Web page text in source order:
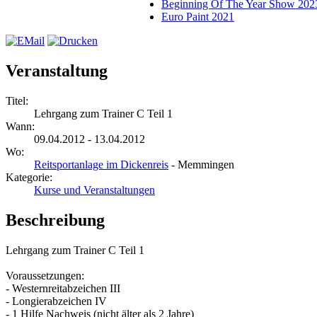
Beginning Of The Year Show
Euro Paint 2021
Veranstaltung
Titel:
Lehrgang zum Trainer C Teil 1
Wann:
09.04.2012 - 13.04.2012
Wo:
Reitsportanlage im Dickenreis - Memmingen
Kategorie:
Kurse und Veranstaltungen
Beschreibung
Lehrgang zum Trainer C Teil 1
Voraussetzungen:
- Westernreitabzeichen III
- Longierabzeichen IV
- 1 Hilfe Nachweis (nicht älter als 2 Jahre)